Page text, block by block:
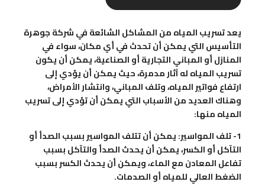
يعد تسريب المياه من المشاكل الشائعة في شركة جوهرة
التأسيس التي يمكن أن تحدث في أي مكان، سواء في
المنازل أو المباني التجارية أو الصناعية، يمكن أن يكون
تسريب المياه له آثار مدمرة، حيث يمكن أن يؤدي إلى
ارتفاع فواتير المياه، وتلف المباني، وانتشار الأمراض،
وهناك العديد من الأسباب التي يمكن أن تؤدي إلى تسريب
المياه منها:
1- تلف المواسير: يمكن أن تتلف المواسير بسبب الصدأ أو
التآكل أو الكسر، يمكن أن يحدث الصدأ والتآكل بسبب
تفاعل المعادن مع الماء، ويمكن أن يحدث الكسر بسبب
الضغط العالي للمياه أو الصدمات.